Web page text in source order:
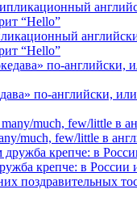
“Hello”
по-английски,
much, few/little в
крепче: в России